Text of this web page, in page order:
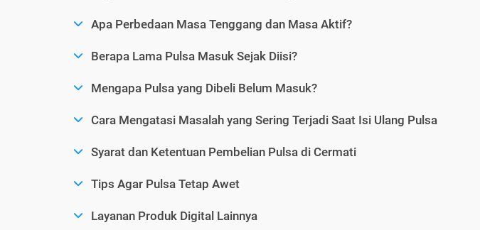
Apa Perbedaan Masa Tenggang dan Masa Aktif?
Berapa Lama Pulsa Masuk Sejak Diisi?
Mengapa Pulsa yang Dibeli Belum Masuk?
Cara Mengatasi Masalah yang Sering Terjadi Saat Isi Ulang Pulsa
Syarat dan Ketentuan Pembelian Pulsa di Cermati
Tips Agar Pulsa Tetap Awet
Layanan Produk Digital Lainnya